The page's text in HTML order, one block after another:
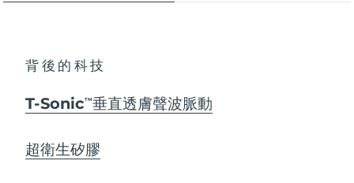
背後的科技
T-SonicTM 垂直透膚聲波脈動
超衛生矽膠